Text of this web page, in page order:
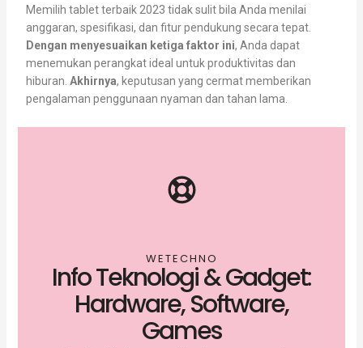
Memilih tablet terbaik 2023 tidak sulit bila Anda menilai
anggaran, spesifikasi, dan fitur pendukung secara tepat.
Dengan menyesuaikan ketiga faktor ini, Anda dapat
menemukan perangkat ideal untuk produktivitas dan
hiburan. Akhirnya, keputusan yang cermat memberikan
pengalaman penggunaan nyaman dan tahan lama.
WETECHNO
Info Teknologi & Gadget:
Hardware, Software,
Games